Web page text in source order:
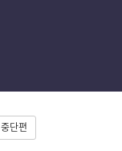
중단편